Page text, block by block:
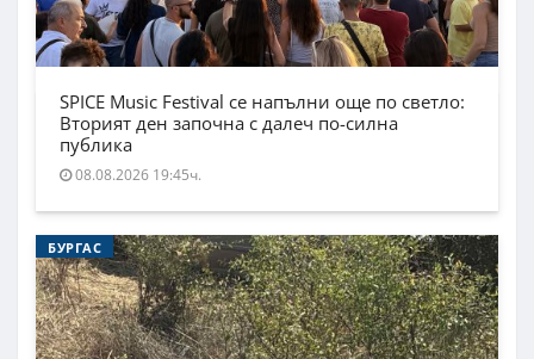
SPICE Music Festival се напълни още по светло:
Вторият ден започна с далеч по-силна
публика
08.08.2026 19:45ч.
БУРГАС